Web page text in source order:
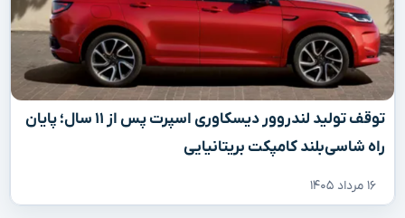
توقف تولید لندروور دیسکاوری اسپرت پس از ۱۱ سال؛ پایان
راه شاسی‌بلند کامپکت بریتانیایی
۱۶ مرداد ۱۴۰۵